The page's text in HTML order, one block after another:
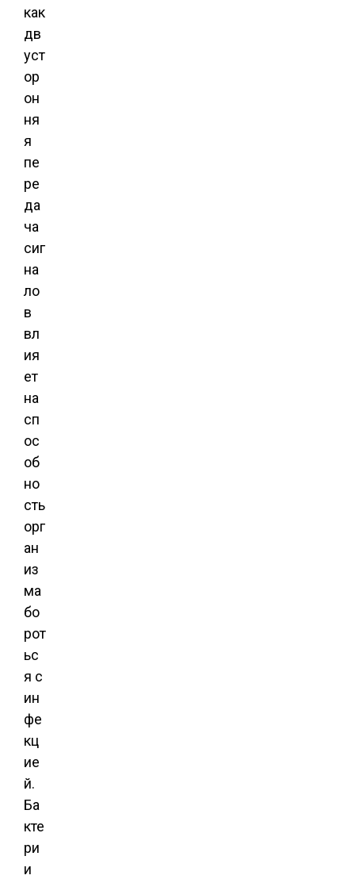
как
дв
уст
ор
он
ня
я
пе
ре
да
ча
сиг
на
ло
в
вл
ия
ет
на
сп
ос
об
но
сть
орг
ан
из
ма
бо
рот
ьс
я с
ин
фе
кц
ие
й.
Ба
кте
ри
и